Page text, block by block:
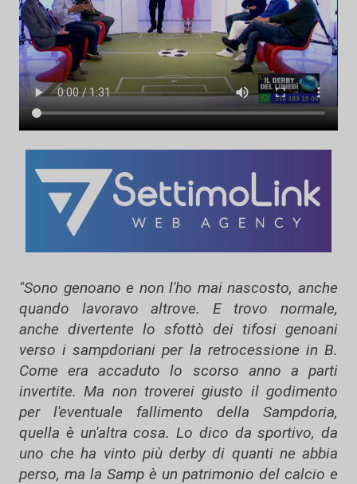
"Sono genoano e non l'ho mai nascosto, anche
quando lavoravo altrove. E trovo normale,
anche divertente lo sfottò dei tifosi genoani
verso i sampdoriani per la retrocessione in B.
Come era accaduto lo scorso anno a parti
invertite. Ma non troverei giusto il godimento
per l'eventuale fallimento della Sampdoria,
quella è un'altra cosa. Lo dico da sportivo, da
uno che ha vinto più derby di quanti ne abbia
perso, ma la Samp è un patrimonio del calcio e